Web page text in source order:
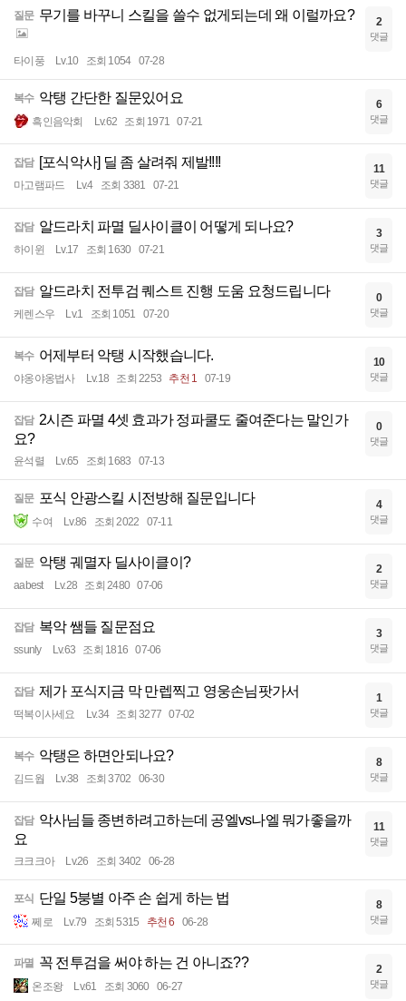
질문 무기를 바꾸니 스킬을 쓸수 없게되는데 왜 이럴까요?
타이풍 Lv.10 조회 1054 07-28
2
댓글
복수 악탱 간단한 질문있어요
흑인음악회 Lv.62 조회 1971 07-21
6
댓글
잡담 [포식악사] 딜 좀 살려줘 제발!!!!
마고램파드 Lv.4 조회 3381 07-21
11
댓글
잡담 알드라치 파멸 딜사이클이 어떻게 되나요?
하이윈 Lv.17 조회 1630 07-21
3
댓글
잡담 알드라치 전투검 퀘스트 진행 도움 요청드립니다
케렌스우 Lv.1 조회 1051 07-20
0
댓글
복수 어제부터 악탱 시작했습니다.
야옹야옹법사 Lv.18 조회 2253 추천 1 07-19
10
댓글
잡담 2시즌 파멸 4셋 효과가 정파쿨도 줄여준다는 말인가
요?
윤석렬 Lv.65 조회 1683 07-13
0
댓글
질문 포식 안광스킬 시전방해 질문입니다
수여 Lv.86 조회 2022 07-11
4
댓글
질문 악탱 궤멸자 딜사이클이?
aabest Lv.28 조회 2480 07-06
2
댓글
잡담 복악 쌤들 질문점요
ssunly Lv.63 조회 1816 07-06
3
댓글
잡담 제가 포식지금 막 만렙찍고 영웅손님팟가서
떡복이사세요 Lv.34 조회 3277 07-02
1
댓글
복수 악탱은 하면안되나요?
김드웝 Lv.38 조회 3702 06-30
8
댓글
잡담 악사님들 종변하려고하는데 공엘vs나엘 뭐가좋을까
요
크크크아 Lv.26 조회 3402 06-28
11
댓글
포식 단일 5붕별 아주 손 쉽게 하는 법
쩨로 Lv.79 조회 5315 추천 6 06-28
8
댓글
파멸 꼭 전투검을 써야 하는 건 아니죠??
온조왕 Lv.61 조회 3060 06-27
2
댓글